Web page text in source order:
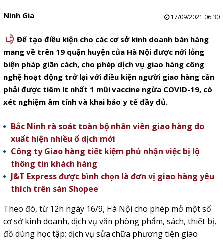
Ninh Gia 17/09/2021 06:30
D Để tạo điều kiện cho các cơ sở kinh doanh bán hàng
mang về trên 19 quận huyện của Hà Nội được nới lỏng
biện pháp giãn cách, cho phép dịch vụ giao hàng công
nghệ hoạt động trở lại với điều kiện người giao hàng cần
phải được tiêm ít nhất 1 mũi vaccine ngừa COVID-19, có
xét nghiệm âm tính và khai báo y tế đầy đủ.
Bắc Ninh rà soát toàn bộ nhân viên giao hàng do
xuất hiện nhiều ổ dịch mới
Công ty Giao hàng tiết kiệm phủ nhận việc bị lộ
thông tin khách hàng
J&T Express được bình chọn là đơn vị giao hàng yêu
thích trên sàn Shopee
Theo đó, từ 12h ngày 16/9, Hà Nội cho phép mở một số
cơ sở kinh doanh, dịch vụ văn phòng phẩm, sách, thiết bị,
đồ dùng học tập; dịch vụ sửa chữa phương tiện giao